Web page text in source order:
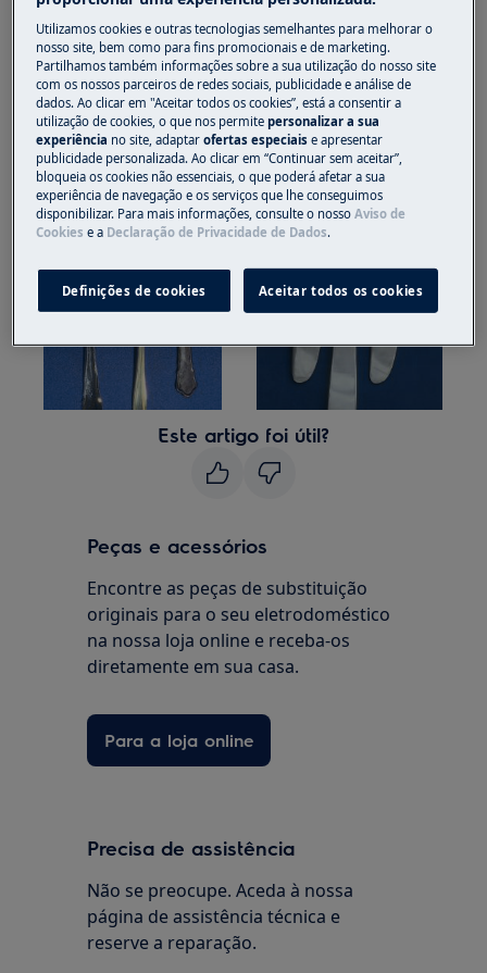
Algumas peças de prata possuem apenas um
revestimento fino de prata e não devem ser
lavadas na máquina de lavar loiça.
Não lave peças de prata ou alumínio na
máquina de lavar loiça.
Este artigo foi útil?
Peças e acessórios
Encontre as peças de substituição
originais para o seu eletrodoméstico
na nossa loja online e receba-os
diretamente em sua casa.
Para a loja online
Precisa de assistência
Não se preocupe. Aceda à nossa
página de assistência técnica e
reserve a reparação.
Utilizamos cookies e outras tecnologias semelhantes para melhorar o
nosso site, bem como para fins promocionais e de marketing.
Partilhamos também informações sobre a sua utilização do nosso site
com os nossos parceiros de redes sociais, publicidade e análise de
dados. Ao clicar em "Aceitar todos os cookies”, está a consentir a
utilização de cookies, o que nos permitepersonalizar a sua
experiência no site, adaptarofertas especiaise apresentar
publicidade personalizada. Ao clicar em “Continuar sem aceitar”,
bloqueia os cookies não essenciais, o que poderá afetar a sua
experiência de navegação e os serviços que lhe conseguimos
disponibilizar. Para mais informações, consulte o nossoAviso de
Cookies e a Declaração de Privacidade de Dados.
Definições de cookies Aceitar todos os cookies